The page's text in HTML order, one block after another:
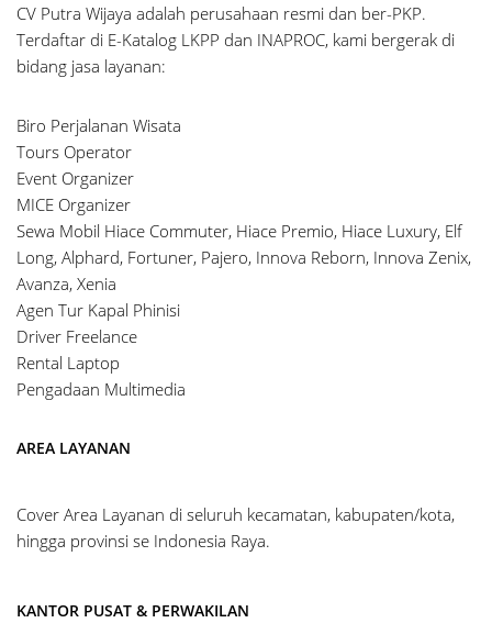
CV Putra Wijaya adalah perusahaan resmi dan ber-PKP.
Terdaftar di E-Katalog LKPP dan INAPROC, kami bergerak di
bidang jasa layanan:
Biro Perjalanan Wisata
Tours Operator
Event Organizer
MICE Organizer
Sewa Mobil Hiace Commuter, Hiace Premio, Hiace Luxury, Elf
Long, Alphard, Fortuner, Pajero, Innova Reborn, Innova Zenix,
Avanza, Xenia
Agen Tur Kapal Phinisi
Driver Freelance
Rental Laptop
Pengadaan Multimedia
AREA LAYANAN
Cover Area Layanan di seluruh kecamatan, kabupaten/kota,
hingga provinsi se Indonesia Raya.
KANTOR PUSAT & PERWAKILAN